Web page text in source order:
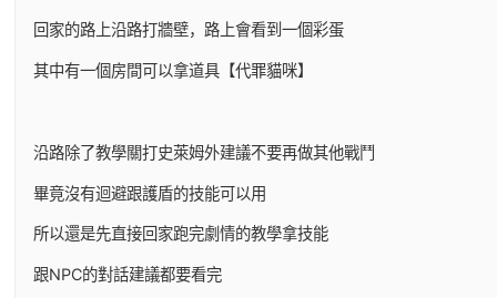
回家的路上沿路打牆壁，路上會看到一個彩蛋
其中有一個房間可以拿道具【代罪貓咪】
沿路除了教學關打史萊姆外建議不要再做其他戰鬥
畢竟沒有迴避跟護盾的技能可以用
所以還是先直接回家跑完劇情的教學拿技能
跟NPC的對話建議都要看完